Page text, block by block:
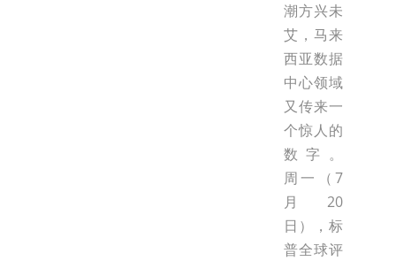
潮方兴未
艾，马来
西亚数据
中心领域
又传来一
个惊人的
数字。
周一（7
月20
日），标
普全球评